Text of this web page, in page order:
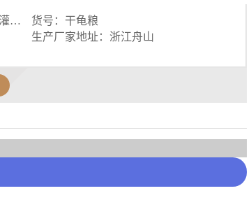
颜色分类：高蛋白高钙26G灌装勾虾 高蛋白高钙60G灌装勾虾 高蛋白高钙110G灌装勾虾 高蛋白高钙175g灌装颗粒饲料 高蛋白高钙160g灌装颗粒饲料+虾干 高蛋白高钙75g罐装黄粉虫 高蛋白高钙85g罐装白鱼条 高蛋白高钙100g袋装颗粒饲料
货号：干龟粮
生产厂家地址：浙江舟山